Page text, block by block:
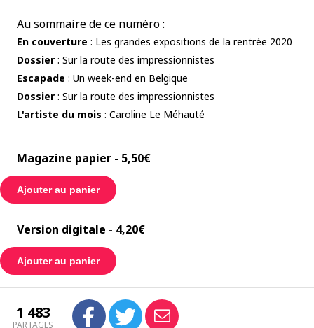
Au sommaire de ce numéro :
En couverture : Les grandes expositions de la rentrée 2020
Dossier : Sur la route des impressionnistes
Escapade : Un week-end en Belgique
Dossier : Sur la route des impressionnistes
L'artiste du mois : Caroline Le Méhauté
Magazine papier - 5,50€
Ajouter au panier
Version digitale - 4,20€
Ajouter au panier
1 483
PARTAGES